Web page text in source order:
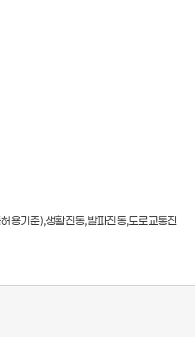
용기준),생활진동,발파진동,도로교통진